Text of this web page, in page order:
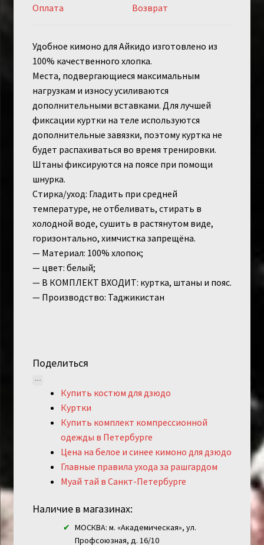
Оплата Возврат
Удобное кимоно для Айкидо изготовлено из
100% качественного хлопка.
Места, подвергающиеся максимальным
нагрузкам и износу усиливаются
дополнительными вставками. Для лучшей
фиксации куртки на теле используются
дополнительные завязки, поэтому куртка не
будет распахиваться во время тренировки.
Штаны фиксируются на поясе при помощи
шнурка.
Стирка/уход: Гладить при средней
температуре, не отбеливать, стирать в
холодной воде, сушить в растянутом виде,
горизонтально, химчистка запрещёна.
— Материал: 100% хлопок;
— цвет: белый;
— В КОМПЛЕКТ ВХОДИТ: куртка, штаны и пояс.
— Производство: Таджикистан
Поделиться
Купить костюм для дзюдо
Куртки
Купить комплект компрессионной
одежды в Петербурге
Цена на белое и синее кимоно для дзюдо
Главные правила ухода за рашгардом
Муай тай в Санкт-Петербурге
Наличие в магазинах:
МОСКВА: м. «Академическая», ул.
Профсоюзная, д. 16/10